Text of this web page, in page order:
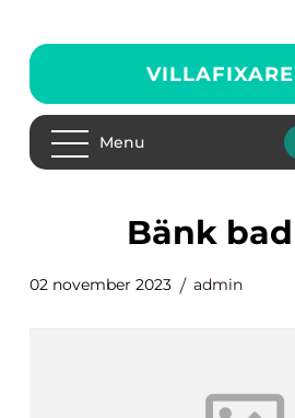
Menu
bänk
02 november 2023 admin